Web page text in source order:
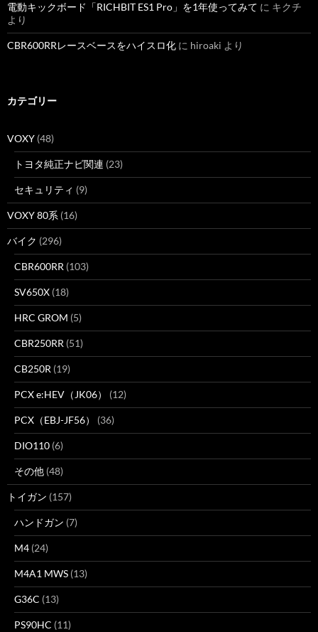
電動キックボード「RICHBIT ES1 Pro」を1年使ってみて に キクチ
より
CBR600RRレースベースをハイスロ化 に hiroaki より
カテゴリー
VOXY (48)
トヨタ純正ナビ関連 (23)
セキュリティ (9)
VOXY 80系 (16)
バイク (296)
CBR600RR (103)
SV650X (18)
HRC GROM (5)
CBR250RR (51)
CB250R (19)
PCX e:HEV（JK06） (12)
PCX（EBJ-JF56） (36)
DIO110 (6)
その他 (48)
トイガン (157)
ハンドガン (7)
M4 (24)
M4A1 MWS (13)
G36C (13)
PS90HC (11)